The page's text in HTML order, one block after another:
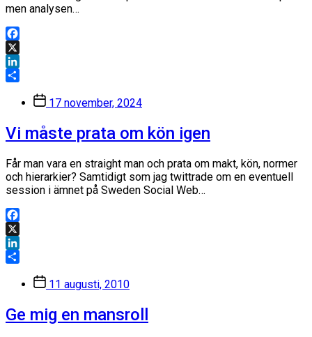
men analysen…
Facebook
X
LinkedIn
Inläggsdatum
17 november, 2024
Vi måste prata om kön igen
Får man vara en straight man och prata om makt, kön, normer
och hierarkier? Samtidigt som jag twittrade om en eventuell
session i ämnet på Sweden Social Web…
Facebook
X
LinkedIn
Inläggsdatum
11 augusti, 2010
Ge mig en mansroll